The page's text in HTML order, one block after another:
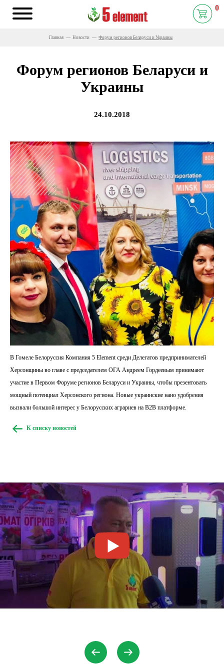
0
Главная Новости Форум регионов Беларуси и Украины
Форум регионов Беларуси и
Украины
24.10.2018
В Гомеле Белоруссия Компания 5 Element среди Делегатов предпринимателей
Херсонщины во главе с председателем ОГА Андреем Гордеевым принимают
участие в Первом Форуме регионов Беларуси и Украины, чтобы презентовать
мощный потенциал Херсонского региона. Новые украинские нано удобрения
вызвали большой интерес у Белорусских аграриев на В2В платформе.
К списку новостей